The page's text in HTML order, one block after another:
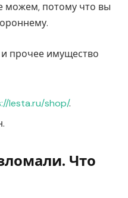
можем, потому что вы
и прочее имущество
lesta.ru/shop/.
Что